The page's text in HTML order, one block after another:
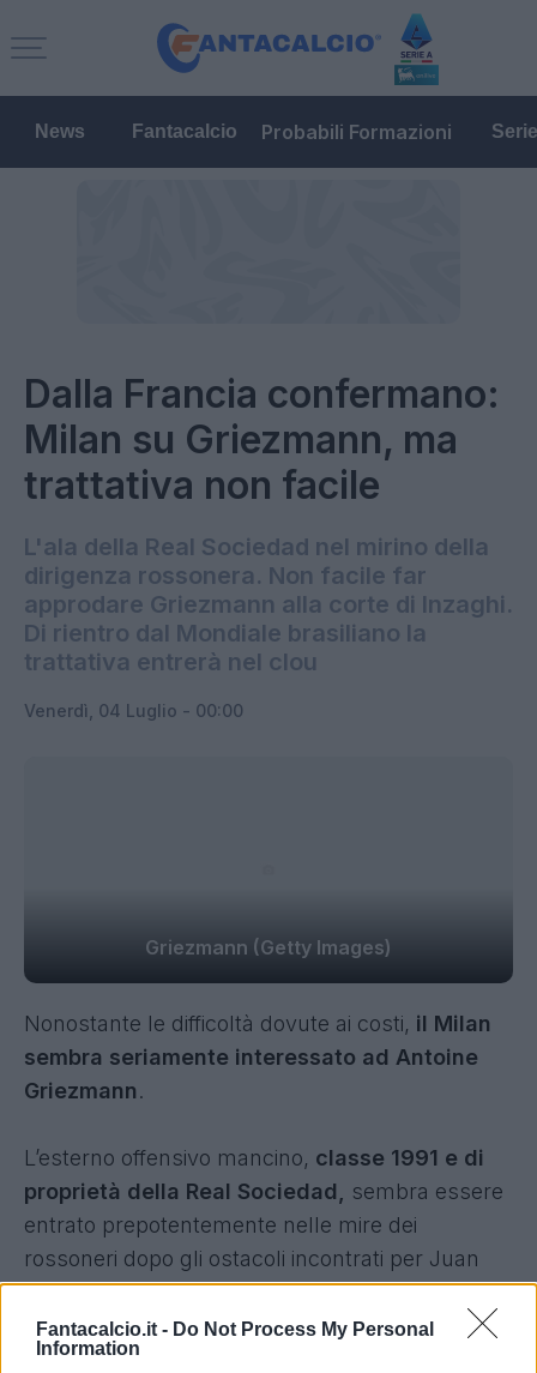
Fantacalcio.it - Do Not Process My Personal
Information
News Fantacalcio Probabili Formazioni
Dalla Francia confermano:
Milan su Griezmann, ma
trattativa non facile
L'ala della Real Sociedad nel mirino della
dirigenza rossonera. Non facile far
approdare Griezmann alla corte di Inzaghi.
Di rientro dal Mondiale brasiliano la
trattativa entrerà nel clou
Venerdì, 04 Luglio - 00:00
Griezmann (Getty Images)
Nonostante le difficoltà dovute ai costi, il Milan
sembra seriamente interessato ad Antoine
Griezmann.
L’esterno offensivo mancino, classe 1991 e di
proprietà della Real Sociedad,
sembra essere
entrato prepotentemente nelle mire dei
rossoneri dopo gli ostacoli incontrati per Juan
Manuel Iturbe.
Leconferme dell’interesse del Diavolo